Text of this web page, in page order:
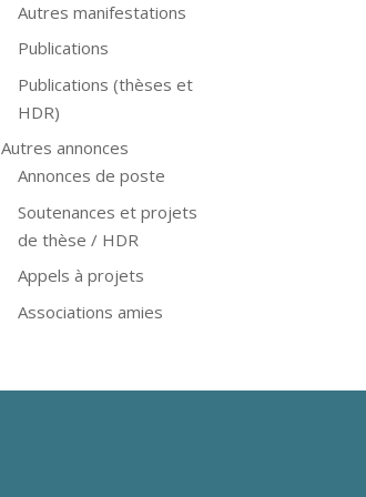
Autres manifestations
Publications
Publications (thèses et
HDR)
Autres annonces
Annonces de poste
Soutenances et projets
de thèse / HDR
Appels à projets
Associations amies